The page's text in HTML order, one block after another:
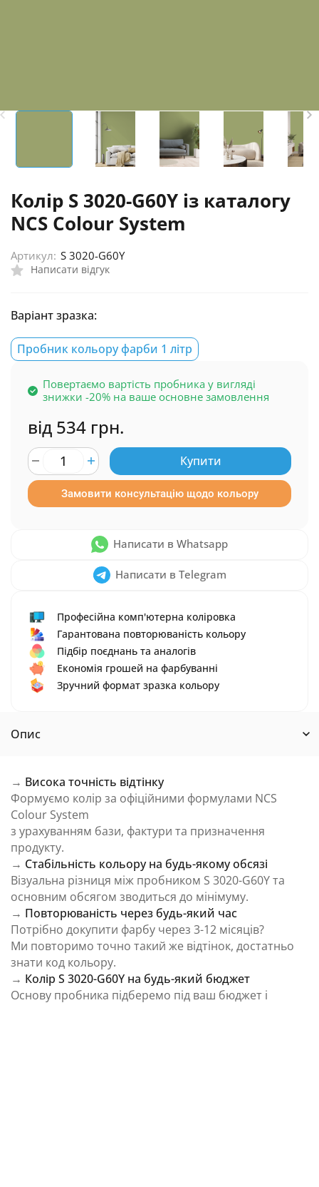
Колір S 3020-G60Y із каталогу
NCS Colour System
Написати відгук
Артикул: S 3020-G60Y
Варіант зразка:
Пробник кольору фарби 1 літр
Повертаємо вартість пробника у вигляді
знижки -20% на ваше основне замовлення
від 534 грн.
Купити
Замовити консультацію щодо кольору
Написати в Whatsapp
Написати в Telegram
Професійна комп'ютерна коліровка
Гарантована повторюваність кольору
Підбір поєднань та аналогів
Економія грошей на фарбуванні
Зручний формат зразка кольору
Опис
→ Висока точність відтінку
Формуємо колір за офіційними формулами NCS
Colour System
з урахуванням бази, фактури та призначення
продукту.
→ Стабільність кольору на будь-якому обсязі
Візуальна різниця між пробником S 3020-G60Y та
основним обсягом зводиться до мінімуму.
→ Повторюваність через будь-який час
Потрібно докупити фарбу через 3-12 місяців?
Ми повторимо точно такий же відтінок, достатньо
знати код кольору.
→ Колір S 3020-G60Y на будь-який бюджет
Основу пробника підберемо під ваш бюджет і